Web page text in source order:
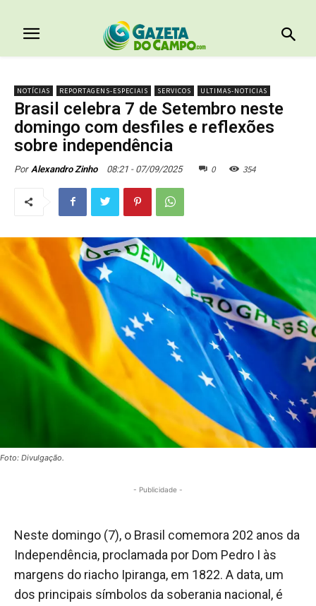
NOTÍCIAS REPORTAGENS-ESPECIAIS SERVICOS ULTIMAS-NOTICIAS
Brasil celebra 7 de Setembro neste
domingo com desfiles e reflexões
sobre independência
Por Alexandro Zinho 08:21 - 07/09/2025 0 354
Foto: Divulgação.
- Publicidade -
Neste domingo (7), o Brasil comemora 202 anos da
Independência, proclamada por Dom Pedro I às
margens do riacho Ipiranga, em 1822. A data, um
dos principais símbolos da soberania nacional, é